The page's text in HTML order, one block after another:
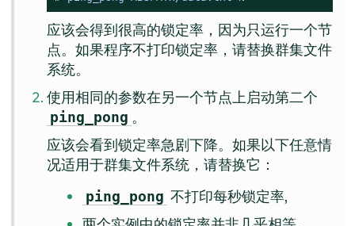
应该会得到很高的锁定率，因为只运行一个节
点。如果程序不打印锁定率，请替换群集文件
系统。
使用相同的参数在另一个节点上启动第二个
ping_pong 。
应该会看到锁定率急剧下降。如果以下任意情
况适用于群集文件系统，请替换它：
ping_pong 不打印每秒锁定率,